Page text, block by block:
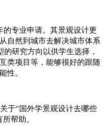
专业申请。其景观设计更
自然到城市去解决城市体系
研究方向以供学生选择，
类项目等，能够很好的跟随
性。
“国外学景观设计去哪些
帮助。